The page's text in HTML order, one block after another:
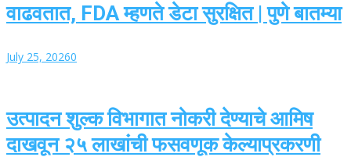
वाढवतात, FDA म्हणते डेटा सुरक्षित | पुणे बातम्या
July 25, 20260
उत्पादन शुल्क विभागात नोकरी देण्याचे आमिष
दाखवून २५ लाखांची फसवणूक केल्याप्रकरणी